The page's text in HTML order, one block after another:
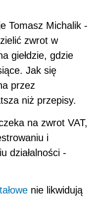
Tomasz Michalik -
zwrot w
giełdzie, gdzie
Jak się
przez
niż przepisy.
na zwrot VAT,
i
działalności -
nie likwidują